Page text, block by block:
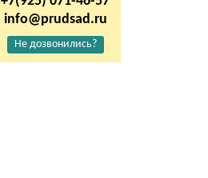
info@prudsad.ru
Не дозвонились?